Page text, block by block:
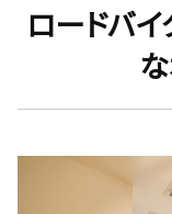
ロードバ